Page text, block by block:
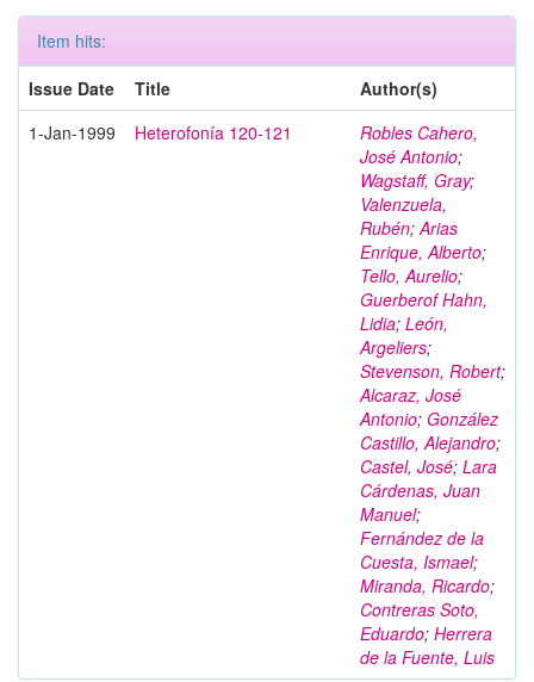
Item hits:
Issue Date
Title
Author(s)
1-Jan-1999
Heterofonía 120-121
Robles Cahero,
José Antonio;
Wagstaff, Gray;
Valenzuela,
Rubén;Arias
Enrique, Alberto;
Tello, Aurelio;
Guerberof Hahn,
Lidia; León,
Argeliers;
Stevenson, Robert;
Alcaraz, José
Antonio; González
Castillo, Alejandro;
Castel, José; Lara
Cárdenas, Juan
Manuel;
Fernández de la
Cuesta, Ismael;
Miranda, Ricardo;
Contreras Soto,
Eduardo; Herrera
de la Fuente, Luis